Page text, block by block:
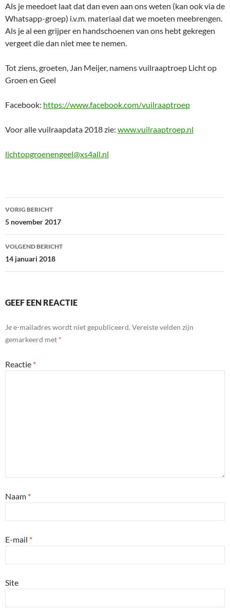
Als je meedoet laat dat dan even aan ons weten (kan ook via de
Whatsapp-groep) i.v.m. materiaal dat we moeten meebrengen.
Als je al een grijper en handschoenen van ons hebt gekregen
vergeet die dan niet mee te nemen.
Tot ziens, groeten, Jan Meijer, namens vuilraaptroep Licht op
Groen en Geel
Facebook: https://www.facebook.com/vuilraaptroep
Voor alle vuilraapdata 2018 zie: www.vuilraaptroep.nl
lichtopgroenengeel@xs4all.nl
Bericht
navigatie
VORIG BERICHT
5 november 2017
VOLGEND BERICHT
14 januari 2018
GEEF EEN REACTIE
Je e-mailadres wordt niet gepubliceerd. Vereiste velden zijn
gemarkeerd met *
Reactie *
Naam *
E-mail *
Site